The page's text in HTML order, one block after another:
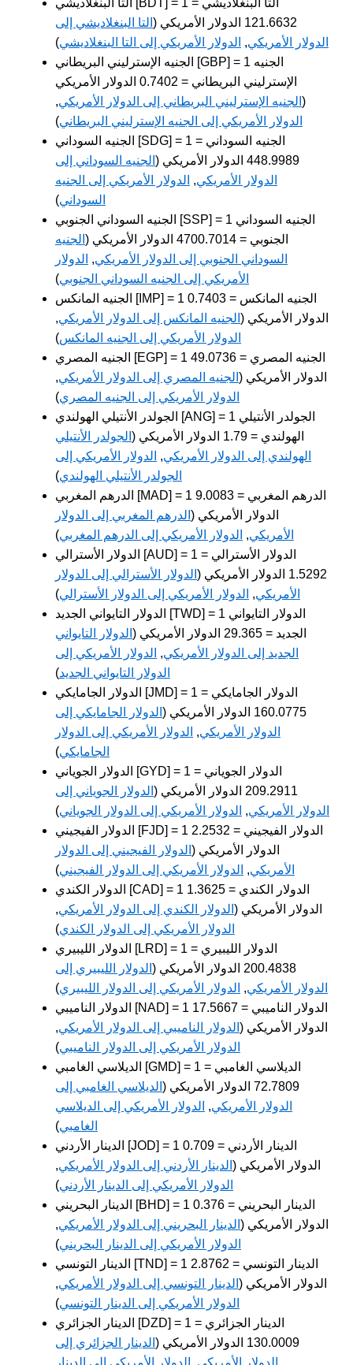
التا البنغلاديشي [BDT] = 1 التا البنغلاديشي =
121.6632 الدولار الأمريكي (
التا البنغلاديشي إلى
الدولار الأمريكي, الدولار الأمريكي إلى التا البنغلاديشي)
الجنيه الإسترليني البريطاني [GBP] = 1 الجنيه
الإسترليني البريطاني = 0.7402 الدولار الأمريكي
( الجنيه الإسترليني البريطاني إلى الدولار الأمريكي,
الدولار الأمريكي إلى الجنيه الإسترليني البريطاني)
الجنيه السوداني [SDG] = 1 الجنيه السوداني =
448.9989 الدولار الأمريكي (
الجنيه السوداني إلى
الدولار الأمريكي, الدولار الأمريكي إلى الجنيه
السوداني)
الجنيه السوداني الجنوبي [SSP] = 1 الجنيه السوداني
الجنوبي = 4700.7014 الدولار الأمريكي (
الجنيه
السوداني الجنوبي إلى الدولار الأمريكي, الدولار
الأمريكي إلى الجنيه السوداني الجنوبي)
الجنيه المانكس [IMP] = 1 الجنيه المانكس = 0.7403
الدولار الأمريكي ( الجنيه المانكس إلى الدولار الأمريكي,
الدولار الأمريكي إلى الجنيه المانكس)
الجنيه المصري [EGP] = 1 الجنيه المصري = 49.0736
الدولار الأمريكي ( الجنيه المصري إلى الدولار الأمريكي,
الدولار الأمريكي إلى الجنيه المصري)
الجولدر الأنتيلي الهولندي [ANG] = 1 الجولدر الأنتيلي
الهولندي = 1.79 الدولار الأمريكي (
الجولدر الأنتيلي
الهولندي إلى الدولار الأمريكي, الدولار الأمريكي إلى
الجولدر الأنتيلي الهولندي)
الدرهم المغربي [MAD] = 1 الدرهم المغربي = 9.0083
الدولار الأمريكي ( الدرهم المغربي إلى الدولار
الأمريكي, الدولار الأمريكي إلى الدرهم المغربي)
الدولار الأسترالي [AUD] = 1 الدولار الأسترالي =
1.5292 الدولار الأمريكي (
الدولار الأسترالي إلى الدولار
الأمريكي, الدولار الأمريكي إلى الدولار الأسترالي)
الدولار التايواني الجديد [TWD] = 1 الدولار التايواني
الجديد = 29.365 الدولار الأمريكي (
الدولار التايواني
الجديد إلى الدولار الأمريكي, الدولار الأمريكي إلى
الدولار التايواني الجديد)
الدولار الجامايكي [JMD] = 1 الدولار الجامايكي =
160.0775 الدولار الأمريكي (
الدولار الجامايكي إلى
الدولار الأمريكي, الدولار الأمريكي إلى الدولار
الجامايكي)
الدولار الجوياني [GYD] = 1 الدولار الجوياني =
209.2911 الدولار الأمريكي (
الدولار الجوياني إلى
الدولار الأمريكي, الدولار الأمريكي إلى الدولار الجوياني)
الدولار الفيجيني [FJD] = 1 الدولار الفيجيني = 2.2532
الدولار الأمريكي ( الدولار الفيجيني إلى الدولار
الأمريكي, الدولار الأمريكي إلى الدولار الفيجيني)
الدولار الكندي [CAD] = 1 الدولار الكندي = 1.3625
الدولار الأمريكي ( الدولار الكندي إلى الدولار الأمريكي,
الدولار الأمريكي إلى الدولار الكندي)
الدولار الليبيري [LRD] = 1 الدولار الليبيري =
200.4838 الدولار الأمريكي (
الدولار الليبيري إلى
الدولار الأمريكي, الدولار الأمريكي إلى الدولار الليبيري)
الدولار الناميبي [NAD] = 1 الدولار الناميبي = 17.5667
الدولار الأمريكي ( الدولار الناميبي إلى الدولار الأمريكي,
الدولار الأمريكي إلى الدولار الناميبي)
الديلاسي الغامبي [GMD] = 1 الديلاسي الغامبي =
72.7809 الدولار الأمريكي (
الديلاسي الغامبي إلى
الدولار الأمريكي, الدولار الأمريكي إلى الديلاسي
الغامبي)
الدينار الأردني [JOD] = 1 الدينار الأردني = 0.709
الدولار الأمريكي ( الدينار الأردني إلى الدولار الأمريكي,
الدولار الأمريكي إلى الدينار الأردني)
الدينار البحريني [BHD] = 1 الدينار البحريني = 0.376
الدولار الأمريكي ( الدينار البحريني إلى الدولار الأمريكي,
الدولار الأمريكي إلى الدينار البحريني)
الدينار التونسي [TND] = 1 الدينار التونسي = 2.8762
الدولار الأمريكي ( الدينار التونسي إلى الدولار الأمريكي,
الدولار الأمريكي إلى الدينار التونسي)
الدينار الجزائري [DZD] = 1 الدينار الجزائري =
130.0009 الدولار الأمريكي (
الدينار الجزائري إلى
الدولار الأمريكي
الدولار الأمريكي إلى الدينار